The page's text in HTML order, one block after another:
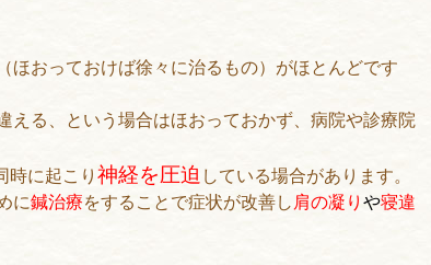
ほおっておけば徐々に治るもの）がほとんどです
える、という場合はほおっておかず、病院や診療院
時に起こり 神経を圧迫 している場合があります。
に鍼治療をすることで症状が改善し 肩の凝り や寝違